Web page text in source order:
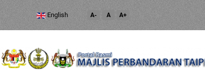
English A- A A+